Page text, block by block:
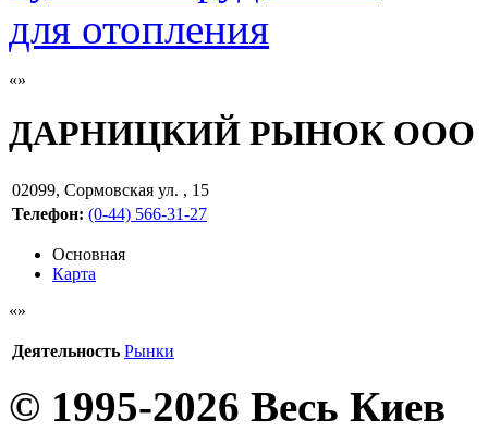
ДАРНИЦКИЙ РЫНОК ООО
02099, Сормовская ул. , 15
Телефон: (0-44) 566-31-27
Основная
Карта
Деятельность Рынки
© 1995-2026 Весь Киев